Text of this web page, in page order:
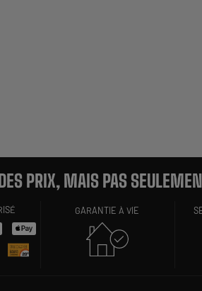
PRIX, MAIS PAS
GARANTIE À VIE